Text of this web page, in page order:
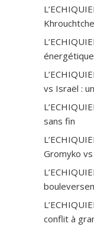
vs Israël :
sans fin
Gromyko
conflit à